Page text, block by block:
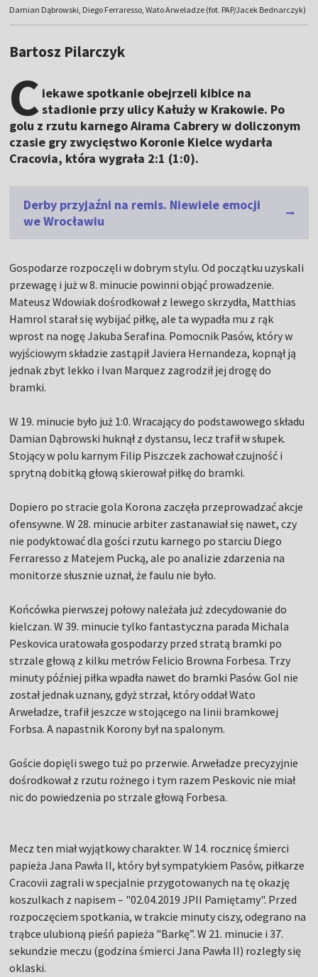
Damian Dąbrowski, Diego Ferraresso, Wato Arweladze (fot. PAP/Jacek Bednarczyk)
Bartosz Pilarczyk
C iekawe spotkanie obejrzeli kibice na
stadionie przy ulicy Kałuży w Krakowie. Po
golu z rzutu karnego Airama Cabrery w doliczonym
czasie gry zwycięstwo Koronie Kielce wydarła
Cracovia, która wygrała 2:1 (1:0).
Derby przyjaźni na remis. Niewiele emocji
we Wrocławiu
Gospodarze rozpoczęli w dobrym stylu. Od początku uzyskali
przewagę i już w 8. minucie powinni objąć prowadzenie.
Mateusz Wdowiak dośrodkował z lewego skrzydła, Matthias
Hamrol starał się wybijać piłkę, ale ta wypadła mu z rąk
wprost na nogę Jakuba Serafina. Pomocnik Pasów, który w
wyjściowym składzie zastąpił Javiera Hernandeza, kopnął ją
jednak zbyt lekko i Ivan Marquez zagrodził jej drogę do
bramki.
W 19. minucie było już 1:0. Wracający do podstawowego składu
Damian Dąbrowski huknął z dystansu, lecz trafił w słupek.
Stojący w polu karnym Filip Piszczek zachował czujność i
sprytną dobitką głową skierował piłkę do bramki.
Dopiero po stracie gola Korona zaczęła przeprowadzać akcje
ofensywne. W 28. minucie arbiter zastanawiał się nawet, czy
nie podyktować dla gości rzutu karnego po starciu Diego
Ferraresso z Matejem Pucką, ale po analizie zdarzenia na
monitorze słusznie uznał, że faulu nie było.
Końcówka pierwszej połowy należała już zdecydowanie do
kielczan. W 39. minucie tylko fantastyczna parada Michala
Peskovica uratowała gospodarzy przed stratą bramki po
strzale głową z kilku metrów Felicio Browna Forbesa. Trzy
minuty później piłka wpadła nawet do bramki Pasów. Gol nie
został jednak uznany, gdyż strzał, który oddał Wato
Arweładze, trafił jeszcze w stojącego na linii bramkowej
Forbsa. A napastnik Korony był na spalonym.
Goście dopięli swego tuż po przerwie. Arweładze precyzyjnie
dośrodkował z rzutu rożnego i tym razem Peskovic nie miał
nic do powiedzenia po strzale głową Forbesa.
Mecz ten miał wyjątkowy charakter. W 14. rocznicę śmierci
papieża Jana Pawła II, który był sympatykiem Pasów, piłkarze
Cracovii zagrali w specjalnie przygotowanych na tę okazję
koszulkach z napisem – "02.04.2019 JPII Pamiętamy". Przed
rozpoczęciem spotkania, w trakcie minuty ciszy, odegrano na
trąbce ulubioną pieśń papieża "Barkę”. W 21. minucie i 37.
sekundzie meczu (godzina śmierci Jana Pawła II) rozległy się
oklaski.